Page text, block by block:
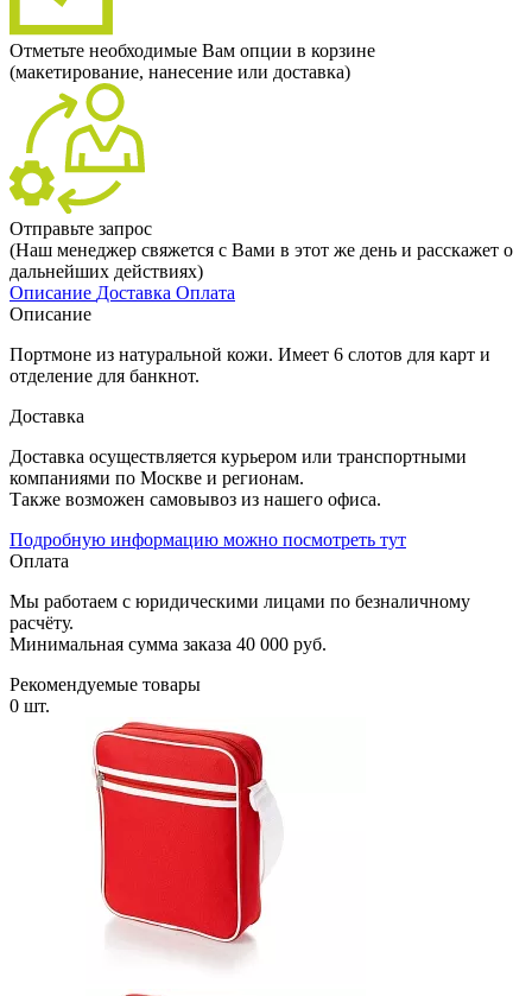
Отметьте необходимые Вам опции в корзине
(макетирование, нанесение или доставка)
Отправьте запрос
(Наш менеджер свяжется с Вами в этот же день и расскажет о
дальнейших действиях)
Описание Доставка Оплата
Описание
Портмоне из натуральной кожи. Имеет 6 слотов для карт и
отделение для банкнот.
Доставка
Доставка осуществляется курьером или транспортными
компаниями по Москве и регионам.
Также возможен самовывоз из нашего офиса.
Подробную информацию можно посмотреть тут
Оплата
Мы работаем с юридическими лицами по безналичному
расчёту.
Минимальная сумма заказа 40 000 руб.
Рекомендуемые товары
0 шт.